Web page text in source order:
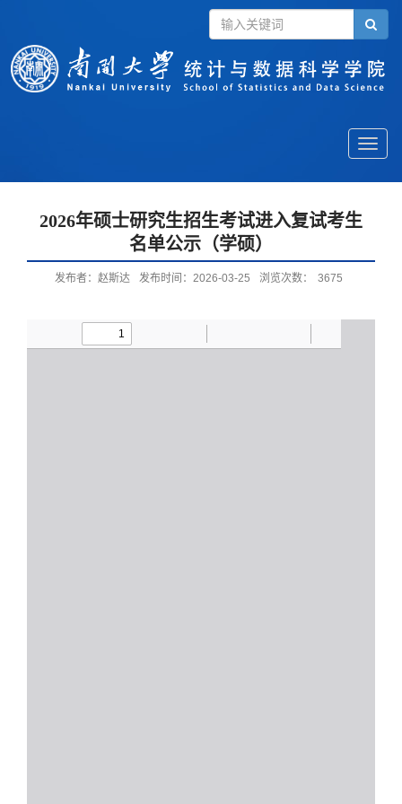
Toggle
2026年硕士研究生招生考试进入复试考生
名单公示（学硕）
发布者：赵斯达 发布时间：2026-03-25 浏览次数： 3675